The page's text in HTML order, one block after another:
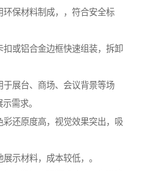
环保材料制成，，符合安全标
扣或铝合金边框快速组装，拆卸
于展台、商场、会议背景等场
需求。
彩还原度高，视觉效果突出，吸
示材料，成本较低，。